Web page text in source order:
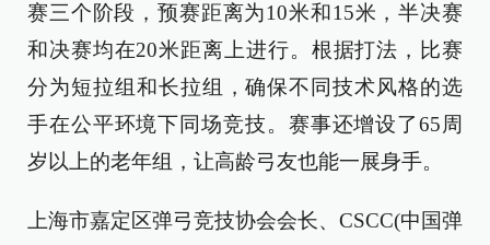
赛三个阶段，预赛距离为10米和15米，半决赛
和决赛均在20米距离上进行。根据打法，比赛
分为短拉组和长拉组，确保不同技术风格的选
手在公平环境下同场竞技。赛事还增设了65周
岁以上的老年组，让高龄弓友也能一展身手。
上海市嘉定区弹弓竞技协会会长、CSCC(中国弹